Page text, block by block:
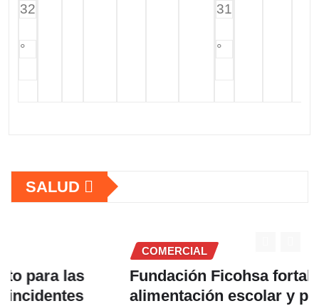
32
°
31
°
SALUD
Fundación Ficohsa fortalece la
alimentación escolar y promueve